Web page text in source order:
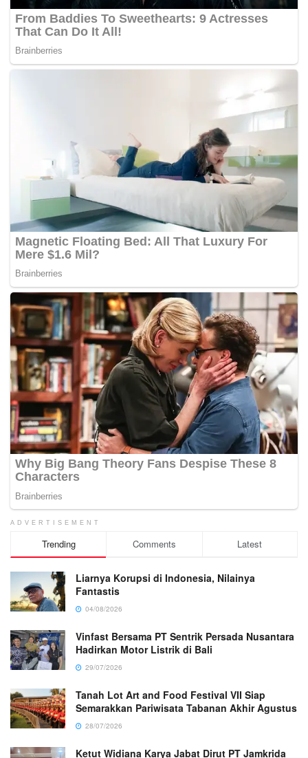
ADVERTISEMENT
Trending Comments Latest
Liarnya Korupsi di Indonesia, Nilainya
Fantastis
04/08/2026
Vinfast Bersama PT Sentrik Persada Nusantara
Hadirkan Motor Listrik di Bali
29/07/2026
Tanah Lot Art and Food Festival VII Siap
Semarakkan Pariwisata Tabanan Akhir Agustus
28/07/2026
Ketut Widiana Karya Jabat Dirut PT Jamkrida